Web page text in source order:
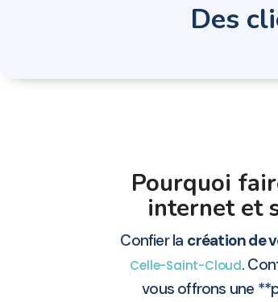
Des
Pourquoi
internet et
Confier la création de
Celle-Saint-Cloud.
vous offrons une